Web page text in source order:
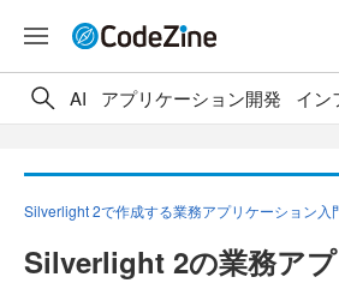
AI アプリケーション開発 イン
Silverlight 2で作成する業務アプリケーション入
Silverlight 2の業務ア